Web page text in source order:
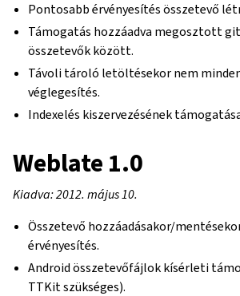
Pontosabb érvényesítés összetevő
Támogatás hozzáadva megosztott
összetevők között.
Távoli tároló letöltésekor nem
véglegesítés.
Indexelés kiszervezésének
Weblate 1.0
Kiadva: 2012. május 10.
Összetevő hozzáadásakor/
érvényesítés.
Android összetevőfájlok kísérleti
TTKit szükséges).